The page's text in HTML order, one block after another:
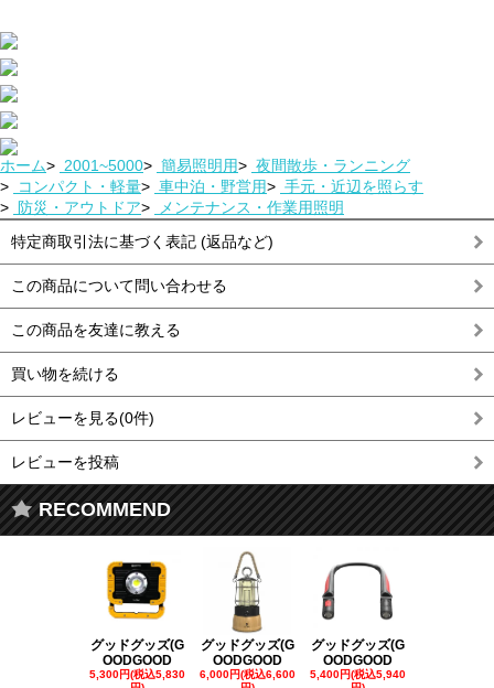
ホーム> 2001~5000> 簡易照明用> 夜間散歩・ランニング
>
コンパクト・軽量> 車中泊・野営用> 手元・近辺を照らす
> 防災・アウトドア>
メンテナンス・作業用照明
特定商取引法に基づく表記 (返品など)
この商品について問い合わせる
この商品を友達に教える
買い物を続ける
レビューを見る(0件)
レビューを投稿
RECOMMEND
グッドグッズ(G
OODGOOD
5,300円(税込5,830
グッドグッズ(G
OODGOOD
6,000円(税込6,600
グッドグッズ(G
OODGOOD
5,400円(税込5,940